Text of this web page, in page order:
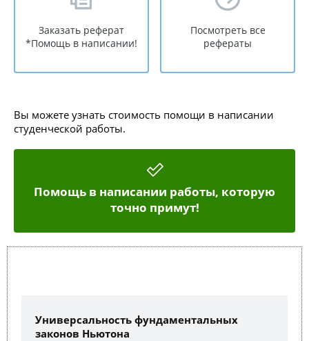
Заказать реферат
*Помощь в написании!
Посмотреть все
рефераты
Вы можете узнать стоимость помощи в написании
студенческой работы.
Помощь в написании работы, которую
точно примут!
Универсальность фундаментальных
законов Ньютона